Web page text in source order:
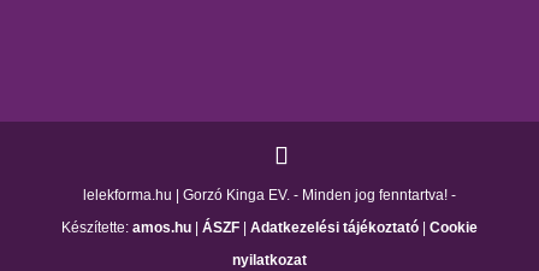
lelekforma.hu | Gorzó Kinga EV. - Minden jog fenntartva! -
Készítette: amos.hu| ÁSZF| Adatkezelési tájékoztató| Cookie
nyilatkozat